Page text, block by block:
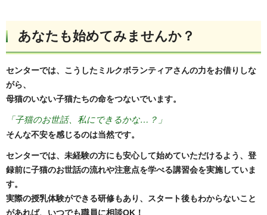
あなたも始めてみませんか？
センターでは、こうしたミルクボランティアさんの力をお借りしな
がら、
母猫のいない子猫たちの命をつないでいます。
「子猫のお世話、私にできるかな…？」
そんな不安を感じるのは当然です。
センターでは、未経験の方にも安心して始めていただけるよう、登
録前に子猫のお世話の流れや注意点を学べる講習会を実施していま
す。
実際の授乳体験ができる研修もあり、スタート後もわからないこと
があれば、いつでも職員に相談OK！